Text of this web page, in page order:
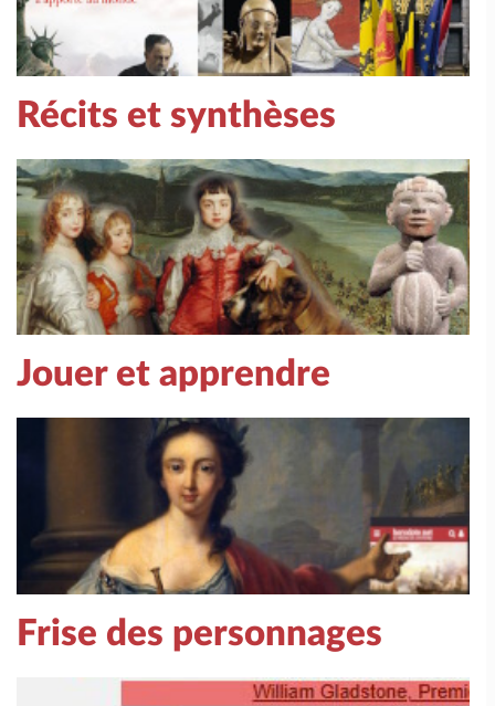
Récits et synthèses
Jouer et apprendre
Frise des personnages